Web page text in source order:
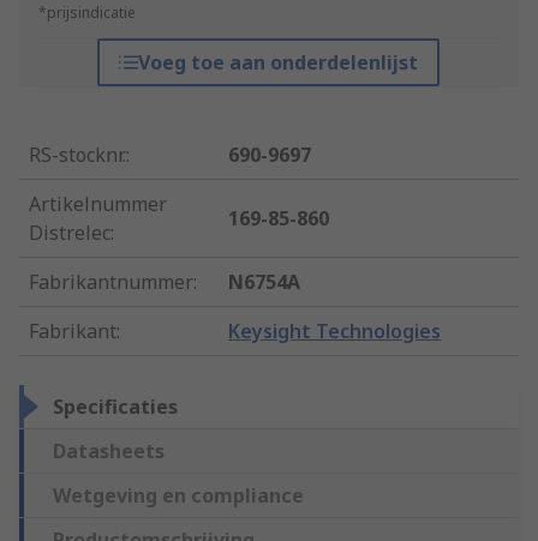
*prijsindicatie
Voeg toe aan onderdelenlijst
RS-stocknr.:
690-9697
Artikelnummer
Distrelec:
169-85-860
Fabrikantnummer:
N6754A
Fabrikant: Keysight Technologies
Specificaties
Datasheets
Wetgeving en compliance